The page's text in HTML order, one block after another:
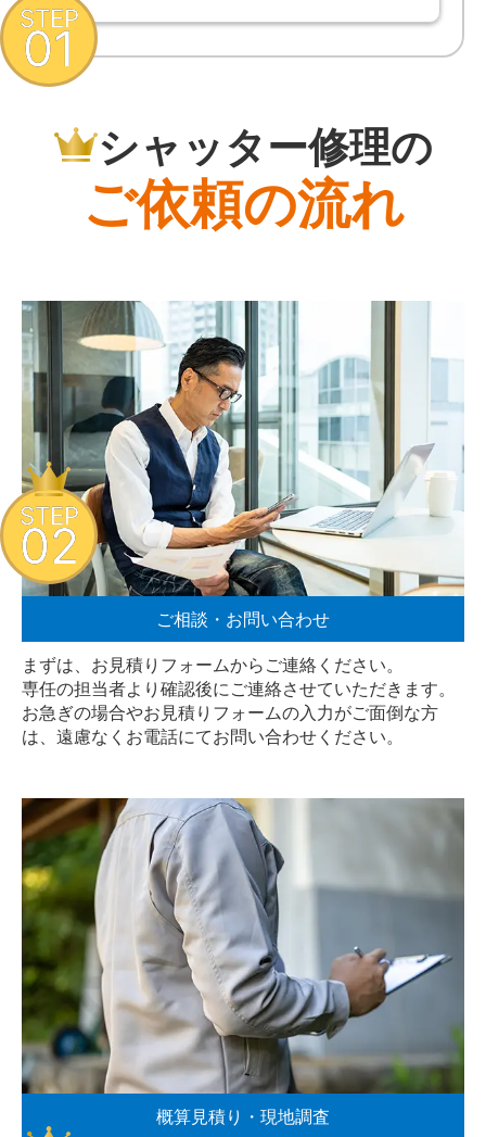
シャッター修理の
ご依頼の流れ
STEP
01
ご相談・お問い合わせ
まずは、お見積りフォームからご連絡ください。
専任の担当者より確認後にご連絡させていただきます。
お急ぎの場合やお見積りフォームの入力がご面倒な方
は、遠慮なく お電話にてお問い合わせください。
STEP
02
概算見積り・現地調査